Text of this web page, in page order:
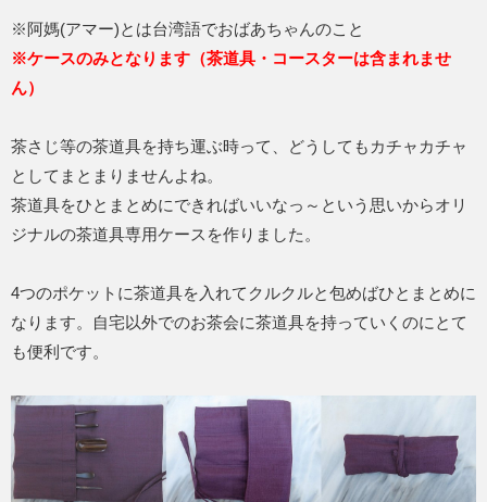
※阿媽(アマー)とは台湾語でおばあちゃんのこと
※ケースのみとなります（茶道具・コースターは含まれませ
ん）
茶さじ等の茶道具を持ち運ぶ時って、どうしてもカチャカチャ
としてまとまりませんよね。
茶道具をひとまとめにできればいいなっ～という思いからオリ
ジナルの茶道具専用ケースを作りました。
4つのポケットに茶道具を入れてクルクルと包めばひとまとめに
なります。自宅以外でのお茶会に茶道具を持っていくのにとて
も便利です。